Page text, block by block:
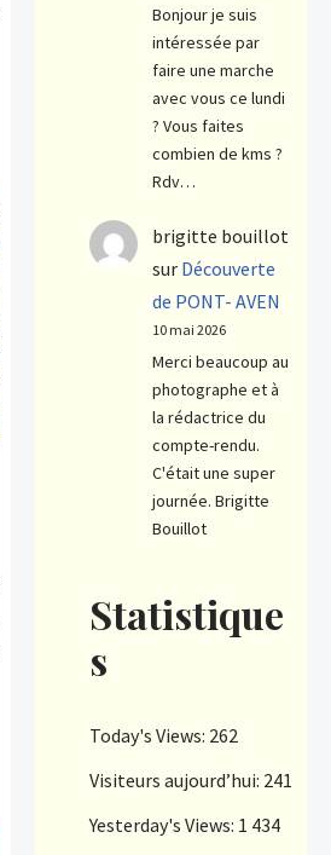
Bonjour je suis
intéressée par
faire une marche
avec vous ce lundi
? Vous faites
combien de kms ?
Rdv…
brigitte bouillot
sur Découverte
de PONT- AVEN
10 mai 2026
Merci beaucoup au
photographe et à
la rédactrice du
compte-rendu.
C'était une super
journée. Brigitte
Bouillot
Statistique
s
Today's Views: 262
Visiteurs aujourd’hui: 241
Yesterday's Views: 1 434